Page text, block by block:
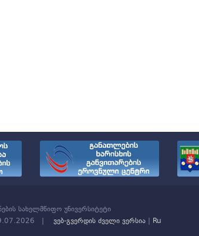
სახელმწიფო უნივერსიტეტი
| ვებ-გვერდის ძველი ვერსია Ru